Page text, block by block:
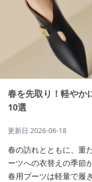
春を先取り！軽やか
10選
更新日 2026-06-18
春の訪れとともに、重
ーツへの衣替えの季節
春用ブーツは軽量で履